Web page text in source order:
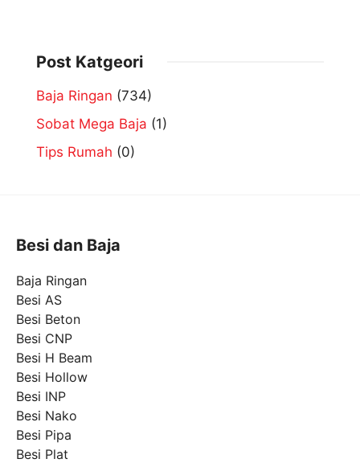
Post Katgeori
Baja Ringan (734)
Sobat Mega Baja (1)
Tips Rumah (0)
Besi dan Baja
Baja Ringan
Besi AS
Besi Beton
Besi CNP
Besi H Beam
Besi Hollow
Besi INP
Besi Nako
Besi Pipa
Besi Plat